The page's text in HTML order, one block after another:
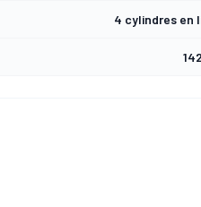
4 cylindres en